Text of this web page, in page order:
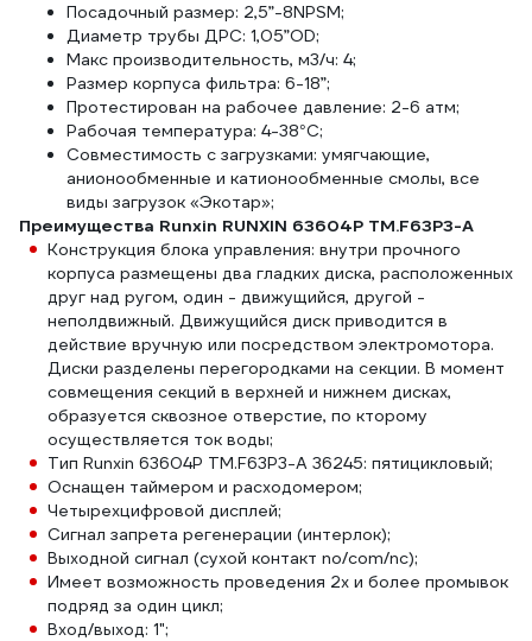
Посадочный размер: 2,5”-8NPSM;
Диаметр трубы ДРС: 1,05”OD;
Макс производительность, м3/ч: 4;
Размер корпуса фильтра: 6-18”;
Протестирован на рабочее давление: 2-6 атм;
Рабочая температура: 4-38°С;
Совместимость с загрузками: умягчающие,
анионообменные и катионообменные смолы, все
виды загрузок «Экотар»;
Преимущества Runxin RUNXIN 63604P TM.F63P3-A
Конструкция блока управления: внутри прочного
корпуса размещены два гладких диска, расположенных
друг над ругом, один - движущийся, другой -
неполдвижный. Движущийся диск приводится в
действие вручную или посредством электромотора.
Диски разделены перегородками на секции. В момент
совмещения секций в верхней и нижнем дисках,
образуется сквозное отверстие, по кторому
осуществляется ток воды;
Тип Runxin 63604P TM.F63P3-A 36245: пятицикловый;
Оснащен таймером и расходомером;
Четырехцифровой дисплей;
Сигнал запрета регенерации (интерлок);
Выходной сигнал (сухой контакт no/com/nc);
Имеет возможность проведения 2х и более промывок
подряд за один цикл;
Вход/выход: 1";